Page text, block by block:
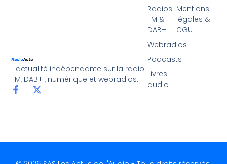
L'actualité indépendante sur la radio
FM, DAB+ , numérique et webradios.
Radios
FM &
DAB+
Webradios
Podcasts
Livres
audio
Mentions
légales &
CGU